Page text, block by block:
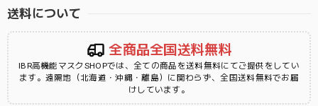
送料について
全商品全国送料無料
IBR高機能マスクSHOPでは、全ての商品を送料無料にてご提供をしてい
ます。遠隔地（北海道・沖縄・離島）に関わらず、全国送料無料でお届
けしています。